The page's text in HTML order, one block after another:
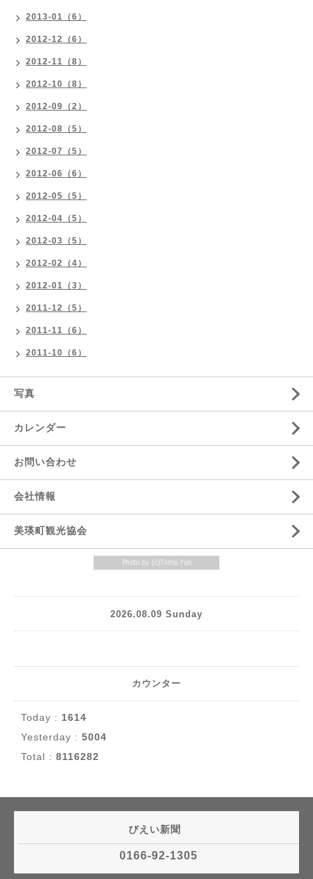
2013-01（6）
2012-12（6）
2012-11（8）
2012-10（8）
2012-09（2）
2012-08（5）
2012-07（5）
2012-06（6）
2012-05（5）
2012-04（5）
2012-03（5）
2012-02（4）
2012-01（3）
2011-12（5）
2011-11（6）
2011-10（6）
写真
カレンダー
お問い合わせ
会社情報
美瑛町観光協会
2026.08.09 Sunday
カウンター
Today : 1614
Yesterday : 5004
Total : 8116282
びえい新聞
0166-92-1305